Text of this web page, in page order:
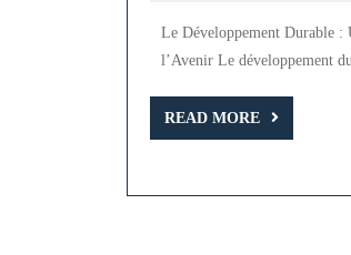
Durable
:
Les
Le Développement Durable :
l’Avenir Le développement
READ MORE
READ
MORE